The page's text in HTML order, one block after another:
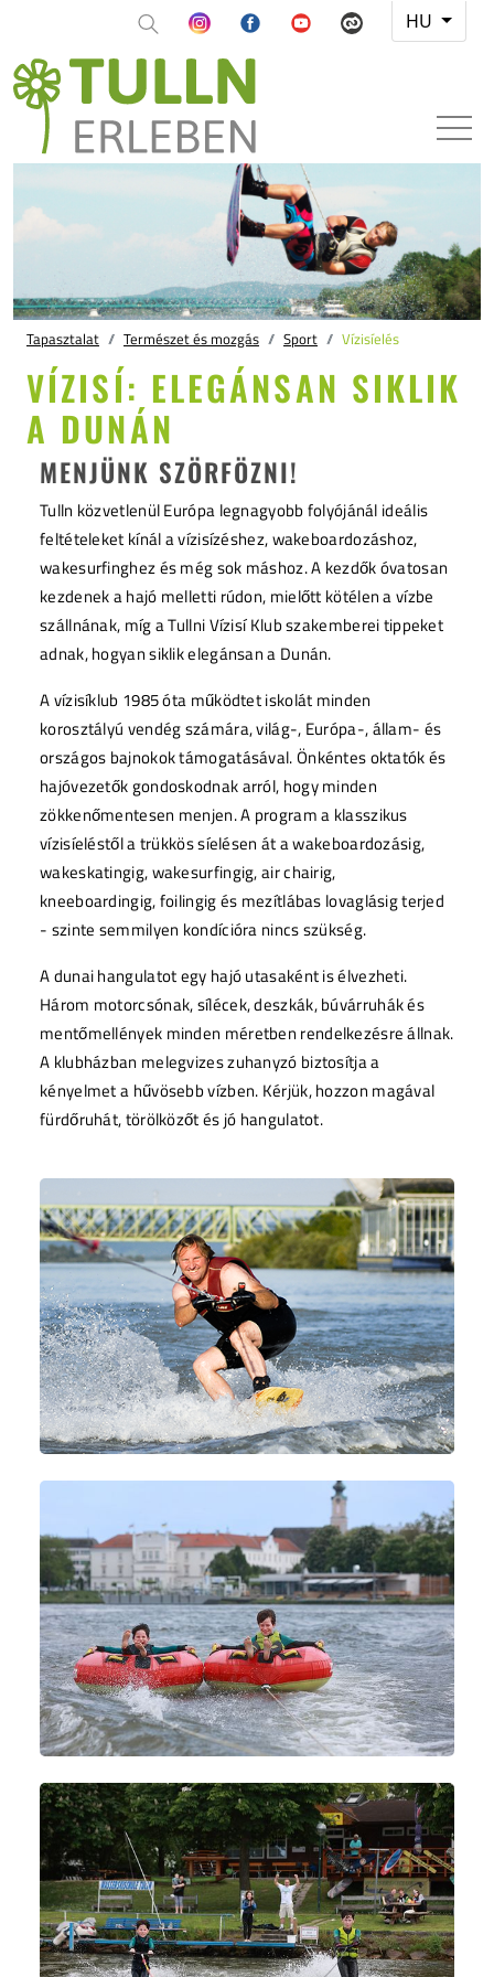
HU
Tapasztalat Természet és mozgás Sport Vízisíelés
VÍZISÍ: ELEGÁNSAN SIKLIK
A DUNÁN
MENJÜNK SZÖRFÖZNI!
Tulln közvetlenül Európa legnagyobb folyójánál ideális
feltételeket kínál a vízisízéshez, wakeboardozáshoz,
wakesurfinghez és még sok máshoz. A kezdők óvatosan
kezdenek a hajó melletti rúdon, mielőtt kötélen a vízbe
szállnának, míg a Tullni Vízisí Klub szakemberei tippeket
adnak, hogyan siklik elegánsan a Dunán.
A vízisíklub 1985 óta működtet iskolát minden
korosztályú vendég számára, világ-, Európa-, állam- és
országos bajnokok támogatásával. Önkéntes oktatók és
hajóvezetők gondoskodnak arról, hogy minden
zökkenőmentesen menjen. A program a klasszikus
vízisíeléstől a trükkös síelésen át a wakeboardozásig,
wakeskatingig, wakesurfingig, air chairig,
kneeboardingig, foilingig és mezítlábas lovaglásig terjed
- szinte semmilyen kondícióra nincs szükség.
A dunai hangulatot egy hajó utasaként is élvezheti.
Három motorcsónak, sílécek, deszkák, búvárruhák és
mentőmellények minden méretben rendelkezésre állnak.
A klubházban melegvizes zuhanyzó biztosítja a
kényelmet a hűvösebb vízben. Kérjük, hozzon magával
fürdőruhát, törölközőt és jó hangulatot.